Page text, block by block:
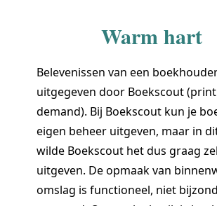
Warm hart
Belevenissen van een
uitgegeven door Boekscout
demand). Bij Boekscout kun je
eigen beheer uitgeven, maar in
wilde Boekscout het dus graag
uitgeven. De opmaak van
omslag is functioneel, niet